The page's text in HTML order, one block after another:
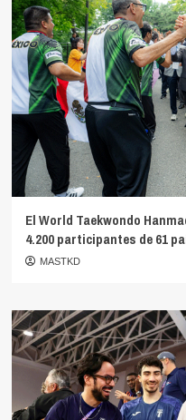
El World Taekwondo
4.200 participantes de 61
MASTKD